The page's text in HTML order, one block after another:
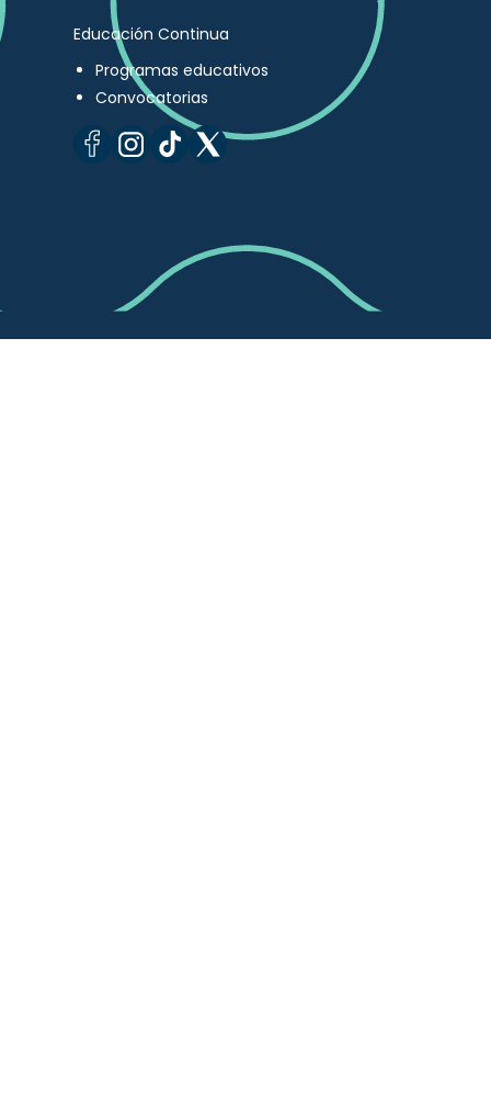
Educación Continua
Programas educativos
Convocatorias